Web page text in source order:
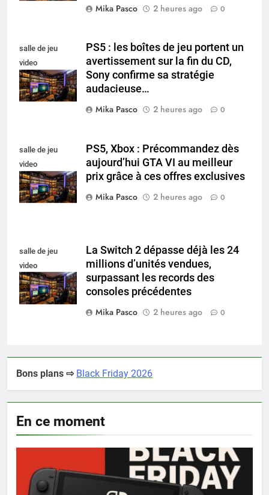
Mika Pasco 2 heures ago 0
salle de jeu
video
collectionneur
PS5 : les boîtes de jeu portent un
avertissement sur la fin du CD,
Sony confirme sa stratégie
audacieuse…
Mika Pasco
2 heures ago 0
salle de jeu
video
collectionneur
PS5, Xbox : Précommandez dès
aujourd’hui GTA VI au meilleur
prix grâce à ces offres exclusives
Mika Pasco
2 heures ago 0
salle de jeu
video
collectionneur
La Switch 2 dépasse déjà les 24
millions d’unités vendues,
surpassant les records des
consoles précédentes
Mika Pasco
2 heures ago 0
Bons plans ⇨ Black Friday 2026
En ce moment